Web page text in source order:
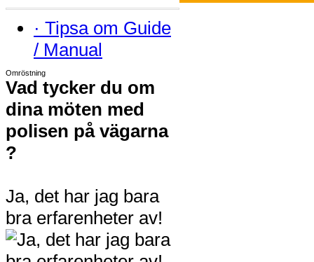
· Tipsa om Guide
/ Manual
Omröstning
Vad tycker du om
dina möten med
polisen på vägarna
?
Ja, det har jag bara
bra erfarenheter av!